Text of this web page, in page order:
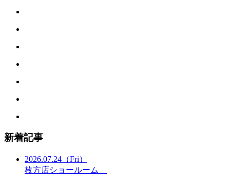
新着記事
2026.07.24 （Fri）
枚方店ショールーム